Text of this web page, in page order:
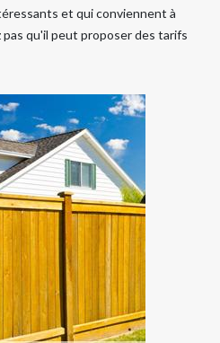
et qui conviennent à
pas qu'il peut proposer des tarifs